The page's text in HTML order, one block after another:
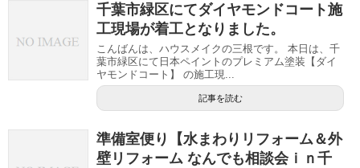
千葉市緑区にてダイヤモンドコート施
工現場が着工となりました。
こんばんは、ハウスメイクの三根です。 本日は、千
葉市緑区にて日本ペイントのプレミアム塗装【ダイ
ヤモンドコート】 の施工現...
記事を読む
準備室便り【水まわりリフォーム＆外
壁リフォーム なんでも相談会ｉｎ千